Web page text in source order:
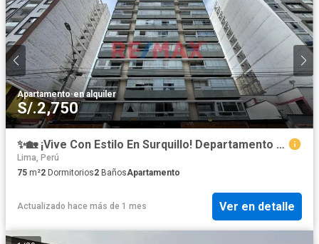
Apartamento·en alquiler
S/.2,750
✨🏡 ¡Vive Con Estilo En Surquillo! Departamento Amoblado Listo Para Mudarte
Lima, Perú
75 m²2 Dormitorios2 BañosApartamento
Actualizado hace más de 1 mes Ver en detalle